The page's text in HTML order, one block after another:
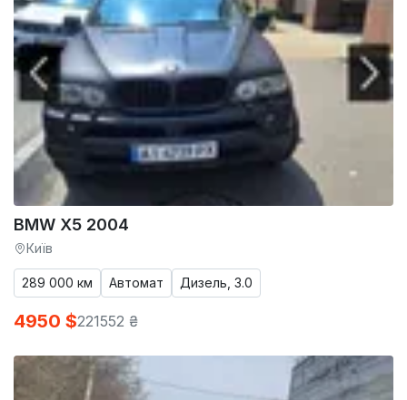
BMW X5 2004
Київ
289 000 км Автомат Дизель, 3.0
4950 $221552 ₴